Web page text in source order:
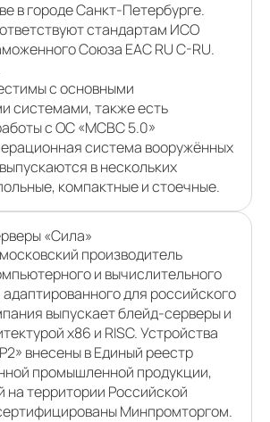
в городе Санкт-Петербурге.
стандартам ИСО
Союза EAC RU C-RU.
с основными
системами, также есть
с ОС «МСВС 5.0»
система вооружённых
в нескольких
компактные и стоечные.
«Сила»
производитель
и вычислительного
для российского
выпускает блейд-серверы и
х86 и RISC. Устройства
внесены в Единый реестр
промышленной продукции,
на территории Российской
Минпромторгом.